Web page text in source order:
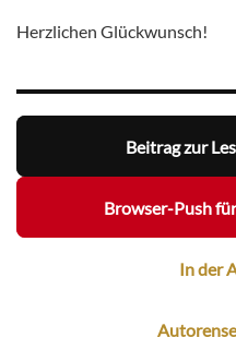
Herzlichen Glückwunsch!
Beitrag zur
Browser-Push
In der